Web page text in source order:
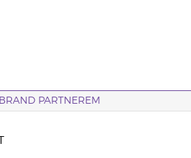
PARTNEREM